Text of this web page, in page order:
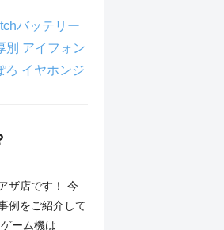
バッテリー
別 アイフォン
ろ イヤホンジ
ザ店です！ 今
例をご紹介して
ーム機は